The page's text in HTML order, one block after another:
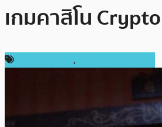
เกมคาสิโน
,